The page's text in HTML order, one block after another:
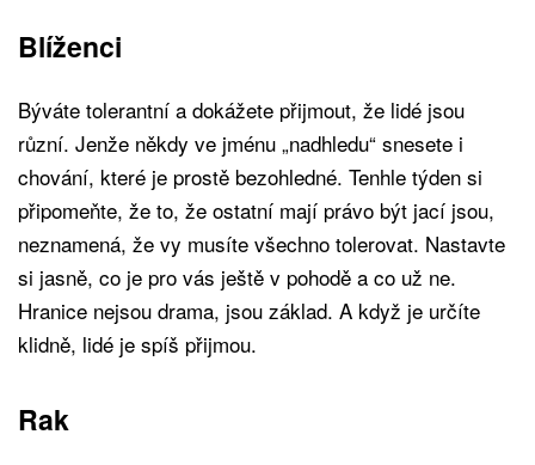
Blíženci
Býváte tolerantní a dokážete přijmout, že lidé jsou
různí. Jenže někdy ve jménu „nadhledu“ snesete i
chování, které je prostě bezohledné. Tenhle týden si
připomeňte, že to, že ostatní mají právo být jací jsou,
neznamená, že vy musíte všechno tolerovat. Nastavte
si jasně, co je pro vás ještě v pohodě a co už ne.
Hranice nejsou drama, jsou základ. A když je určíte
klidně, lidé je spíš přijmou.
Rak